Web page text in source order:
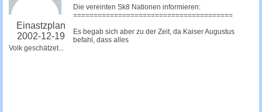
Einastzplan
2002-12-19
Die vereinten Sk8 Nationen informieren:
=======================================
Es begab sich aber zu der Zeit, da Kaiser Augustus
befahl, dass alles
Volk geschätzet...